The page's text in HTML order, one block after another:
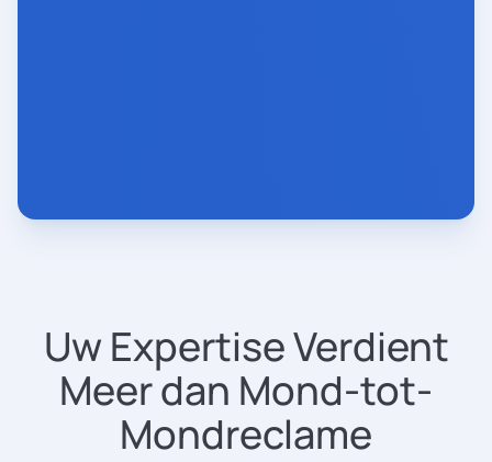
Uw Expertise Verdient
Meer dan Mond-tot-
Mondreclame